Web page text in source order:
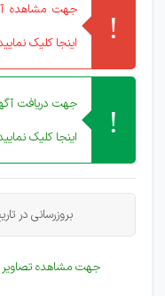
جهت مشاهده
اینجا کلیک
جهت دریافت
اینجا کلیک
بروزرسانی در تاریخ 19 شهریور 1402 ساعت
جهت مشاهده تصاویر